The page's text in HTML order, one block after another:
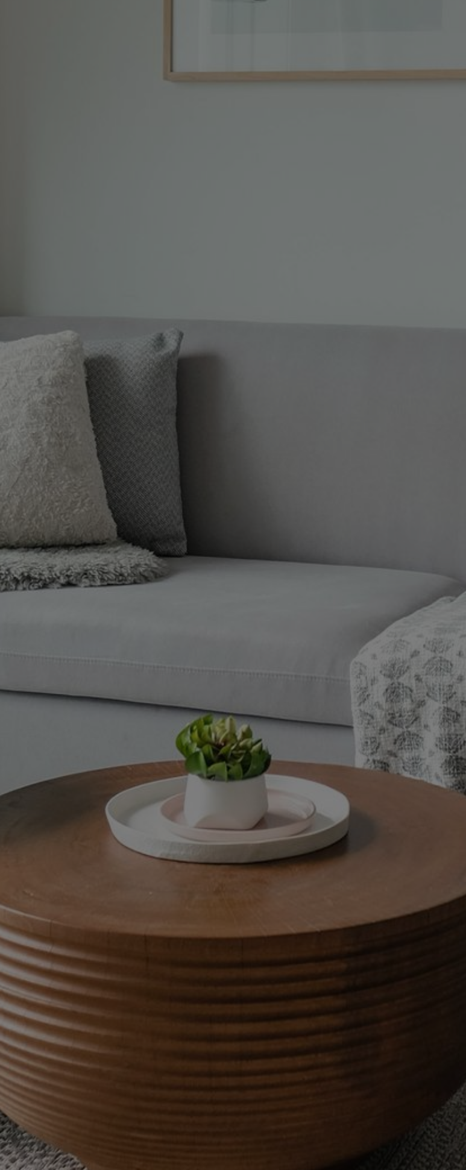
Ein schöneres Leben zu
einemerschwinglichen
Preis
Reserviere Dir jetzt dein Appartement